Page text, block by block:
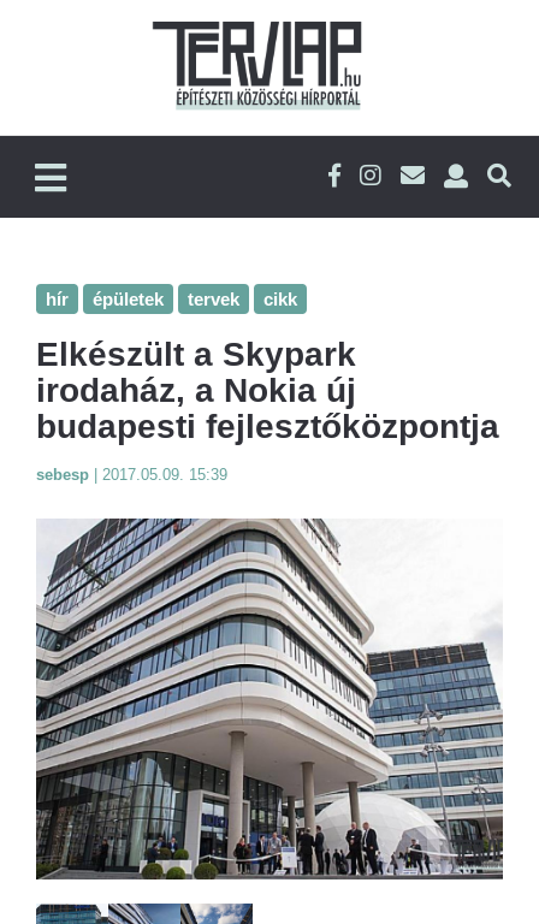
hír épületek tervek cikk
Elkészült a Skypark
irodaház, a Nokia új
budapesti fejlesztőközpontja
sebesp 2017.05.09. 15:39